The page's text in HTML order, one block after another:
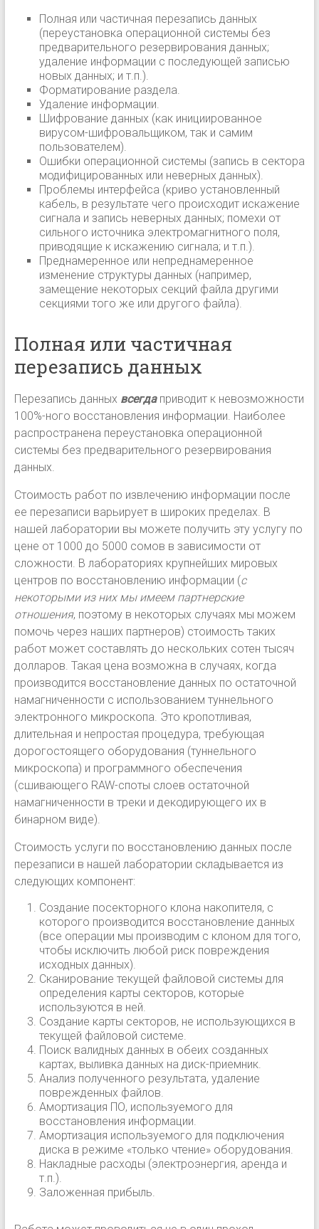
Полная или частичная перезапись данных
(переустановка операционной системы без
предварительного резервирования данных;
удаление информации с последующей записью
новых данных; и т.п.).
Форматирование раздела.
Удаление информации.
Шифрование данных (как инициированное
вирусом-шифровальщиком, так и самим
пользователем).
Ошибки операционной системы (запись в сектора
модифицированных или неверных данных).
Проблемы интерфейса (криво установленный
кабель, в результате чего происходит искажение
сигнала и запись неверных данных; помехи от
сильного источника электромагнитного поля,
приводящие к искажению сигнала; и т.п.).
Преднамеренное или непреднамеренное
изменение структуры данных (например,
замещение некоторых секций файла другими
секциями того же или другого файла).
Полная или частичная
перезапись данных
Перезапись данных всегда приводит к невозможности
100%-ного восстановления информации. Наиболее
распространена переустановка операционной
системы без предварительного резервирования
данных.
Стоимость работ по извлечению информации после
ее перезаписи варьирует в широких пределах. В
нашей лаборатории вы можете получить эту услугу по
цене от 1000 до 5000 сомов в зависимости от
сложности. В лабораториях крупнейших мировых
центров по восстановлению информации (с
некоторыми из них мы имеем партнерские
отношения, поэтому в некоторых случаях мы можем
помочь через наших партнеров) стоимость таких
работ может составлять до нескольких сотен тысяч
долларов. Такая цена возможна в случаях, когда
производится восстановление данных по остаточной
намагниченности с использованием туннельного
электронного микроскопа. Это кропотливая,
длительная и непростая процедура, требующая
дорогостоящего оборудования (туннельного
микроскопа) и программного обеспечения
(сшивающего RAW-споты слоев остаточной
намагниченности в треки и декодирующего их в
бинарном виде).
Стоимость услуги по восстановлению данных после
перезаписи в нашей лаборатории складывается из
следующих компонент:
Создание посекторного клона накопителя, с
которого производится восстановление данных
(все операции мы производим с клоном для того,
чтобы исключить любой риск повреждения
исходных данных).
Сканирование текущей файловой системы для
определения карты секторов, которые
используются в ней.
Создание карты секторов, не использующихся в
текущей файловой системе.
Поиск валидных данных в обеих созданных
картах, выливка данных на диск-приемник.
Анализ полученного результата, удаление
поврежденных файлов.
Амортизация ПО, используемого для
восстановления информации.
Амортизация используемого для подключения
диска в режиме «только чтение» оборудования.
Накладные расходы (электроэнергия, аренда и
т.п.).
Заложенная прибыль.